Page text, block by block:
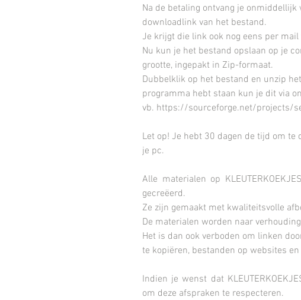
Na de betaling ontvang je onmiddellijk
downloadlink van het bestand.
Je krijgt die link ook nog eens per
Nu kun je het bestand opslaan op je
grootte, ingepakt in Zip-formaat.
Dubbelklik op het bestand en unzip
programma hebt staan kun je dit via
vb. https://sourceforge.net/projects/
Let op! Je hebt 30 dagen de tijd om
je pc.
Alle materialen op
gecreëerd.
Ze zijn gemaakt met kwaliteitsvolle
De materialen worden naar
Het is dan ook verboden om linken
te kopiëren, bestanden op websites
Indien je wenst dat
om deze afspraken te respecteren.